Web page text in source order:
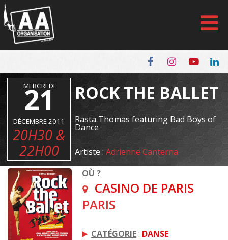
Panneau de gestion des cookies
MERCREDI
21
DÉCEMBRE 2011
20H30 &
22H00
ROCK THE BALLET
Rasta Thomas featuring Bad Boys of
Dance
Artiste :Adrienne Canterna
OÙ ?
CASINO DE PARIS
PARIS
CATÉGORIE: DANSE